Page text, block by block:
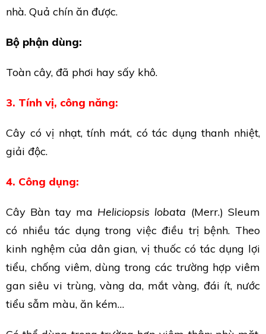
nhà. Quả chín ăn được.
Bộ phận dùng:
Toàn cây, đã phơi hay sấy khô.
3. Tính vị, công năng:
Cây có vị nhạt, tính mát, có tác dụng thanh nhiệt,
giải độc.
4. Công dụng:
Cây Bàn tay ma Heliciopsis lobata (Merr.) Sleum
có nhiều tác dụng trong việc điều trị bệnh. Theo
kinh nghệm của dân gian, vị thuốc có tác dụng lợi
tiểu, chống viêm, dùng trong các trường hợp viêm
gan siêu vi trùng, vàng da, mắt vàng, đái ít, nước
tiểu sẫm màu, ăn kém…